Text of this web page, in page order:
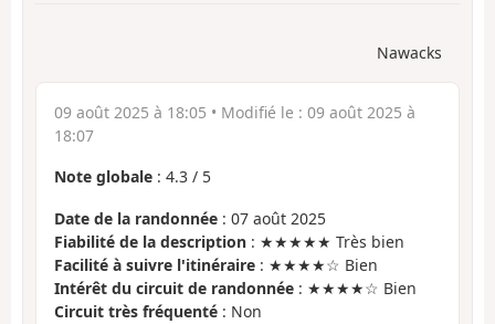
Nawacks
09 août 2025 à 18:05 • Modifié le : 09 août 2025 à
18:07
Note globale : 4.3 / 5
Date de la randonnée : 07 août 2025
Fiabilité de la description : ★★★★★ Très bien
Facilité à suivre l'itinéraire : ★★★★☆ Bien
Intérêt du circuit de randonnée : ★★★★☆ Bien
Circuit très fréquenté : Non